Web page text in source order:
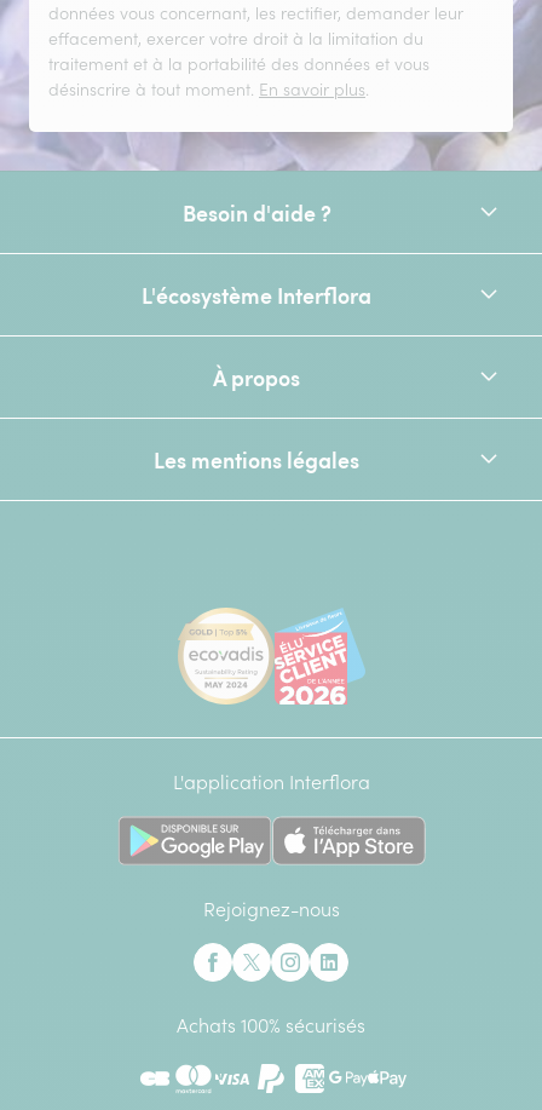
données vous concernant, les rectifier, demander leur
effacement, exercer votre droit à la limitation du
traitement et à la portabilité des données et vous
désinscrire à tout moment. En savoir plus.
Besoin d'aide ?
L'écosystème Interflora
À propos
Les mentions légales
[Ecovadis Gold Badge - Top 5%
L'application Interflora
Rejoignez-nous
Achats 100% sécurisés
CB Mastercard PaypalAmerican Express
Google Pay
Apple Pay